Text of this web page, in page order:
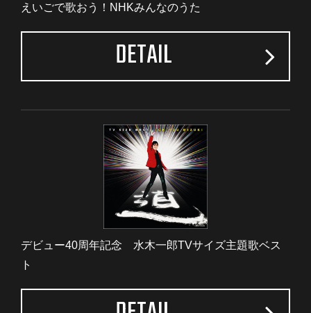
えいごで歌おう！NHKみんなのうた
DETAIL
デビュー40周年記念 水木一郎TVサイズ主題歌ベス
ト